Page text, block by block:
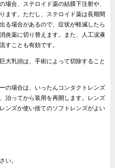
合、ステロイド薬の結膜下注射や、
ます。ただし、ステロイド薬は長期間
る場合があるので、症状が軽減したら
炎薬に切り替えます。また、人工涙液
すことも有効です。
大乳頭は、手術によって切除すること
の場合は、いったんコンタクトレンズ
治ってから装用を再開します。レンズ
ンズか使い捨てのソフトレンズがよい
い。